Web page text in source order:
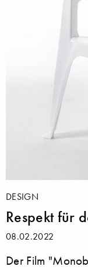
DESIGN
Respekt für
08.02.2022
Der Film